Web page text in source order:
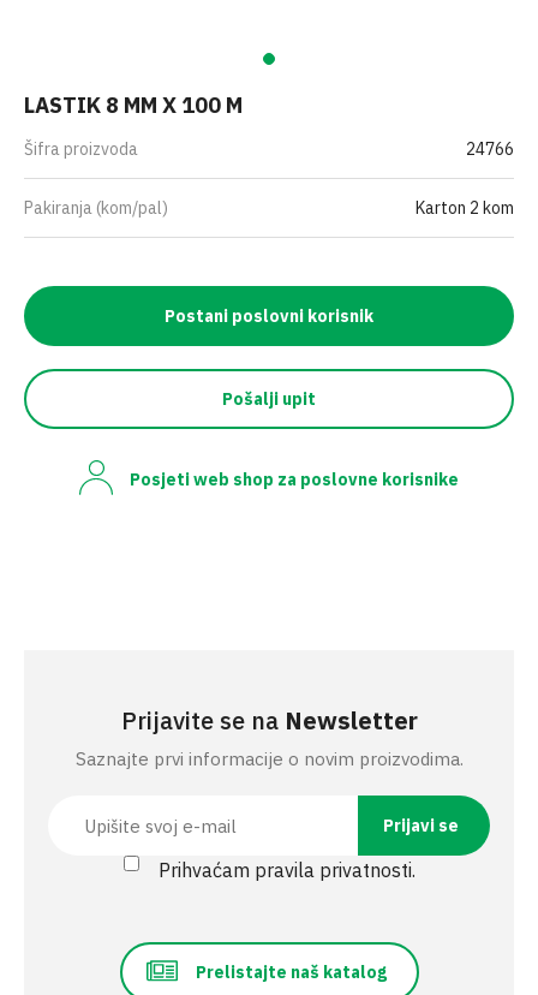
LASTIK 8 MM X 100 M
Šifra proizvoda 24766
Pakiranja (kom/pal) Karton 2 kom
Postani poslovni korisnik
Pošalji upit
Posjeti web shop za poslovne korisnike
Prijavite se na Newsletter
Saznajte prvi informacije o novim proizvodima.
Prihvaćam pravila privatnosti.
Prelistajte naš katalog